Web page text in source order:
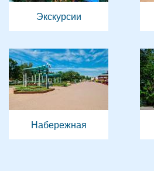
Экскурсии
Набережная